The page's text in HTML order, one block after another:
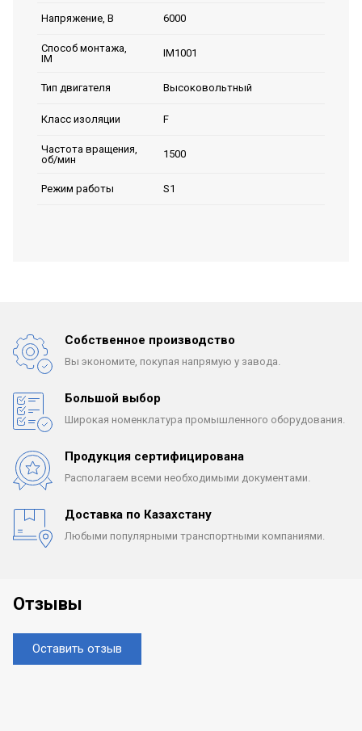
Напряжение, В 6000
Способ монтажа,
IM
IM1001
Тип двигателя Высоковольтный
Класс изоляции F
Частота вращения,
об/мин
1500
Режим работы S1
Собственное производство
Вы экономите, покупая напрямую у завода.
Большой выбор
Широкая номенклатура промышленного оборудования.
Продукция сертифицирована
Располагаем всеми необходимыми документами.
Доставка по Казахстану
Любыми популярными транспортными компаниями.
Отзывы
Оставить отзыв